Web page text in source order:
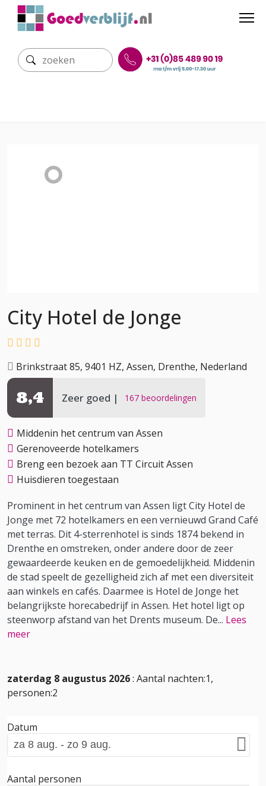
City Hotel de Jonge
Brinkstraat 85, 9401 HZ, Assen, Drenthe, Nederland
Zeer goed 167 beoordelingen
8,4
Middenin het centrum van Assen
Gerenoveerde hotelkamers
Breng een bezoek aan TT Circuit Assen
Huisdieren toegestaan
Prominent in het centrum van Assen ligt City Hotel de
Jonge met 72 hotelkamers en een vernieuwd Grand Café
met terras. Dit 4-sterrenhotel is sinds 1874 bekend in
Drenthe en omstreken, onder andere door de zeer
gewaardeerde keuken en de gemoedelijkheid. Middenin
de stad speelt de gezelligheid zich af met een diversiteit
aan winkels en cafés. Daarmee is Hotel de Jonge het
belangrijkste horecabedrijf in Assen. Het hotel ligt op
steenworp afstand van het Drents museum. De... Lees
meer
zaterdag 8 augustus 2026: Aantal nachten:1,
personen:2
Datum
Aantal personen